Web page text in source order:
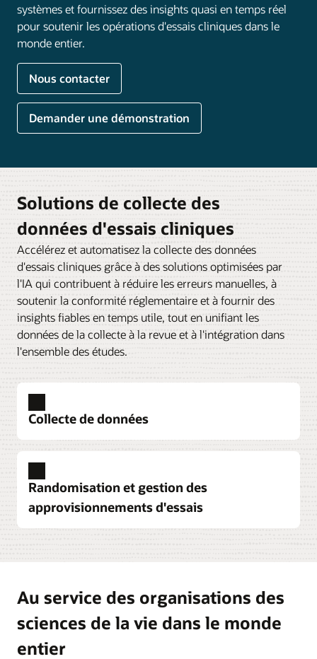
systèmes et fournissez des insights quasi en temps réel
pour soutenir les opérations d'essais cliniques dans le
monde entier.
Nous contacter
Demander une démonstration
Solutions de collecte des
données d'essais cliniques
Accélérez et automatisez la collecte des données
d'essais cliniques grâce à des solutions optimisées par
l'IA qui contribuent à réduire les erreurs manuelles, à
soutenir la conformité réglementaire et à fournir des
insights fiables en temps utile, tout en unifiant les
données de la collecte à la revue et à l'intégration dans
l'ensemble des études.
Collecte de données
Oracle Life Sciences Clinical One Data Collection
Randomisation et gestion des
approvisionnements d'essais
Au service des organisations des
sciences de la vie dans le monde
entier